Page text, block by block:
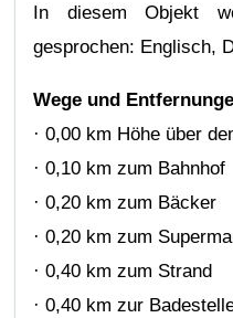
In diesem Objekt
gesprochen: Englisch,
Wege und
· 0,00 km Höhe über
· 0,10 km zum Bahnhof
· 0,20 km zum Bäcker
· 0,20 km zum
· 0,40 km zum Strand
· 0,40 km zur